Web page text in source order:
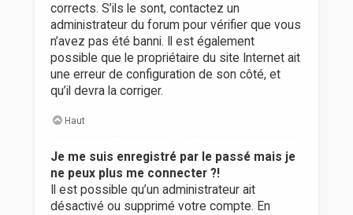
corrects. S’ils le sont, contactez un
administrateur du forum pour vérifier que vous
n’avez pas été banni. Il est également
possible que le propriétaire du site Internet ait
une erreur de configuration de son côté, et
qu’il devra la corriger.
Haut
Je me suis enregistré par le passé mais je
ne peux plus me connecter ?!
Il est possible qu’un administrateur ait
désactivé ou supprimé votre compte. En